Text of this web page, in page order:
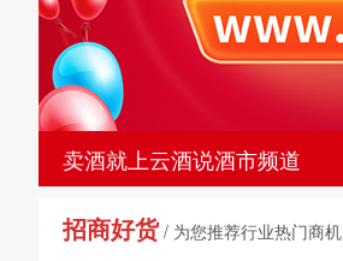
卖酒就上云酒说酒市频道
招商好货/ 为您推荐行业热门商机